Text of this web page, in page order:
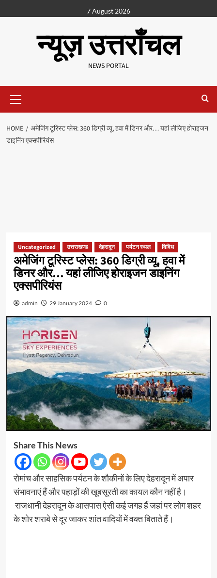
7 August 2026
न्यूज़ उत्तराँचल
NEWS PORTAL
HOME
अमेजिंग टूरिस्ट प्लेस: 360 डिग्री व्यू, हवा में डिनर और… यहां लीजिए होराइजन
डाइनिंग एक्सपीरियंस
Uncategorized उत्तराखण्ड देहरादून पर्यटन स्थल विविध
अमेजिंग टूरिस्ट प्लेस: 360 डिग्री व्यू, हवा में
डिनर और… यहां लीजिए होराइजन डाइनिंग
एक्सपीरियंस
admin 29 January 2024 0
Share This News
रोमांच और साहसिक पर्यटन के शौकीनों के लिए देहरादून में अपार
संभावनाएं हैं और पहाड़ों की खूबसूरती का कायल कौन नहीं है।
राजधानी देहरादून के आसपास ऐसी कई जगह हैं जहां पर लोग शहर
के शोर शराबे से दूर जाकर शांत वादियों में वक्त बिताते हैं।